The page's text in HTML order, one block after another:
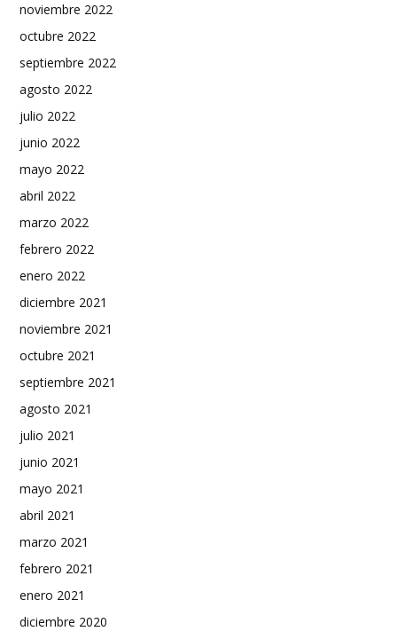
noviembre 2022
octubre 2022
septiembre 2022
agosto 2022
julio 2022
junio 2022
mayo 2022
abril 2022
marzo 2022
febrero 2022
enero 2022
diciembre 2021
noviembre 2021
octubre 2021
septiembre 2021
agosto 2021
julio 2021
junio 2021
mayo 2021
abril 2021
marzo 2021
febrero 2021
enero 2021
diciembre 2020